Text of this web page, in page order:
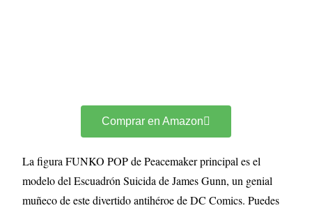
Comprar en Amazon
La figura FUNKO POP de Peacemaker principal es el
modelo del Escuadrón Suicida de James Gunn, un genial
muñeco de este divertido antihéroe de DC Comics. Puedes